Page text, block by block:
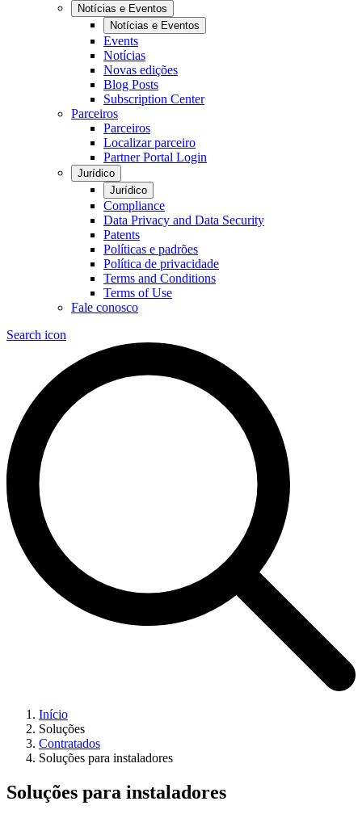
Notícias e Eventos
Notícias e Eventos
Events
Notícias
Novas edições
Blog Posts
Subscription Center
Parceiros
Parceiros
Localizar parceiro
Partner Portal Login
Jurídico
Jurídico
Compliance
Data Privacy and Data Security
Patents
Políticas e padrões
Política de privacidade
Terms and Conditions
Terms of Use
Fale conosco
Search icon
Início
Soluções
Contratados
Soluções para instaladores
Soluções para instaladores